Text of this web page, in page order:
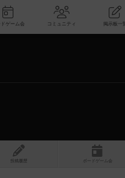
ボードゲーム会 コミュニティ
投稿履歴 ボ ドゲ ーム